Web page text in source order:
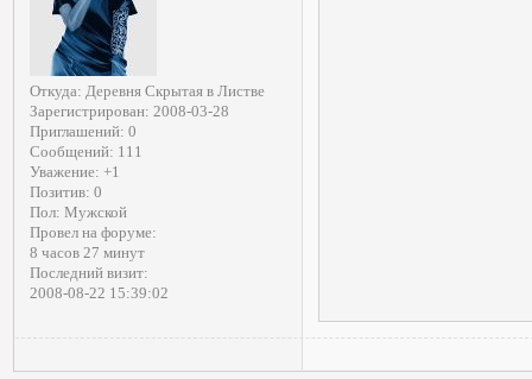
Откуда: Деревня Скрытая в Листве
Зарегистрирован: 2008-03-28
Приглашений: 0
Сообщений: 111
Уважение: +1
Позитив: 0
Пол: Мужской
Провел на форуме:
8 часов 27 минут
Последний визит:
2008-08-22 15:39:02